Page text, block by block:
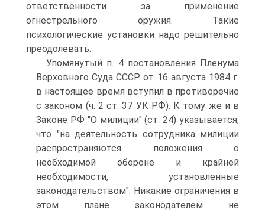
ответственности за применение
огнестрельного оружия. Такие
психологические установки надо решительно
преодолевать.
Упомянутый п. 4 постановления Пленума
Верховного Суда СССР от 16 августа 1984 г.
в настоящее время вступил в противоречие
с законом (ч. 2 ст. 37 УК РФ). К тому же и в
Законе РФ "О милиции" (ст. 24) указывается,
что "на деятельность сотрудника милиции
распространяются положения о
необходимой обороне и крайней
необходимости, установленные
законодательством". Никакие ограничения в
этом плане законодателем не